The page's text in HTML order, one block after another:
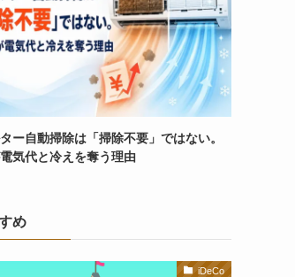
ー自動掃除は「掃除不要」ではない。
気代と冷えを奪う理由
め
iDeCo